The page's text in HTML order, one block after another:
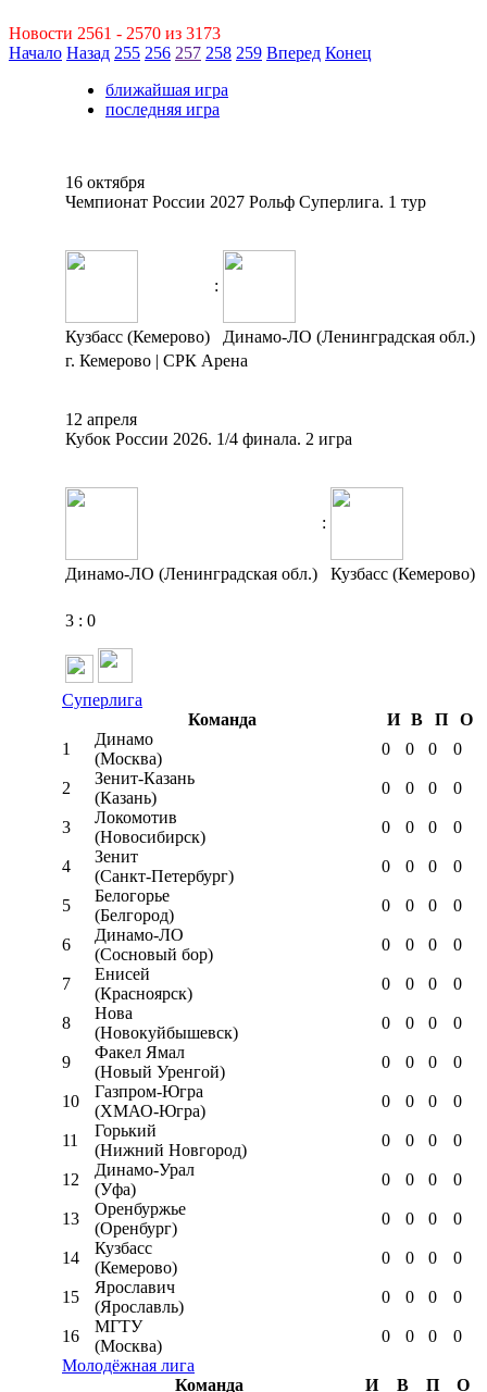
Новости 2561 - 2570 из 3173
Начало Назад 255 256 257 258 259 Вперед Конец
ближайшая игра
последняя игра
16 октября
Чемпионат России 2027 Рольф Суперлига. 1 тур
:
Кузбасс (Кемерово)
Динамо-ЛО (Ленинградская обл.)
г. Кемерово | СРК Арена
12 апреля
Кубок России 2026. 1/4 финала. 2 игра
:
Динамо-ЛО (Ленинградская обл.) Кузбасс (Кемерово)
3 : 0
Суперлига
Команда
И В П
О
1
Динамо
(Москва)
0 0 0 0
2
Зенит-Казань
(Казань)
0 0 0 0
3
Локомотив
(Новосибирск)
0 0 0 0
4
Зенит
(Санкт-Петербург)
0 0 0 0
5
Белогорье
(Белгород)
0 0 0 0
6
Динамо-ЛО
(Сосновый бор)
0 0 0 0
7
Енисей
(Красноярск)
0 0 0 0
8
Нова
(Новокуйбышевск)
0 0 0 0
9
Факел Ямал
(Новый Уренгой)
0 0 0 0
10
Газпром-Югра
(ХМАО-Югра)
0 0 0 0
11
Горький
(Нижний Новгород)
0 0 0 0
12
Динамо-Урал
(Уфа)
0 0 0 0
13
Оренбуржье
(Оренбург)
0 0 0 0
14
Кузбасс
(Кемерово)
0 0 0 0
15
Ярославич
(Ярославль)
0 0 0 0
16
МГТУ
(Москва)
0 0 0
0
Молодёжная лига
Команда
И В П
О